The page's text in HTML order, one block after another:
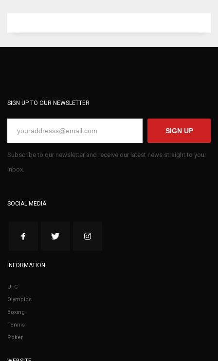
SIGN UP TO OUR NEWSLETTER
SIGN UP
Subscribe to our newsletter and receive our latest news straight to your
inbox.
SOCIAL MEDIA
INFORMATION
UFC
Olympics
Boxing
Tennis
Poker